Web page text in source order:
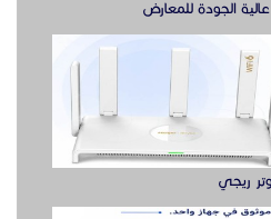
وأداء موثوق لشبكتك